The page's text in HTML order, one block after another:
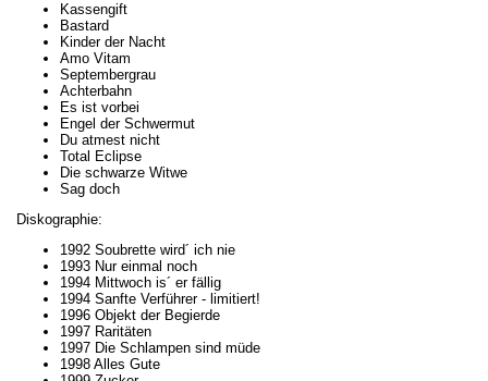
Kassengift
Bastard
Kinder der Nacht
Amo Vitam
Septembergrau
Achterbahn
Es ist vorbei
Engel der Schwermut
Du atmest nicht
Total Eclipse
Die schwarze Witwe
Sag doch
Diskographie:
1992 Soubrette wird´ ich nie
1993 Nur einmal noch
1994 Mittwoch is´ er fällig
1994 Sanfte Verführer - limitiert!
1996 Objekt der Begierde
1997 Raritäten
1997 Die Schlampen sind müde
1998 Alles Gute